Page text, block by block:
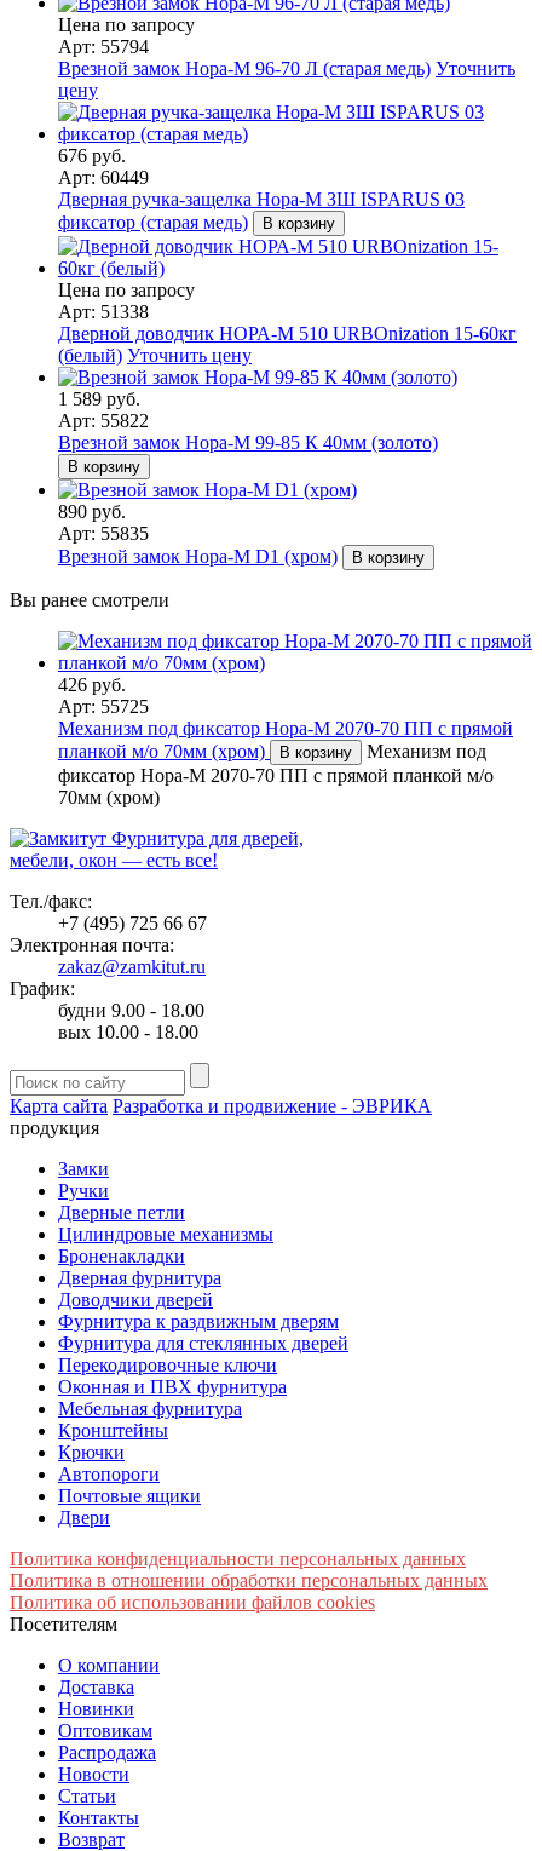
Цена по запросу
Арт: 55794
Врезной замок Нора-М 96-70 Л (старая медь) Уточнить
цену
676 руб.
Арт: 60449
Дверная ручка-защелка Нора-М ЗШ ISPARUS 03
фиксатор (старая медь)
В корзину
Цена по запросу
Арт: 51338
Дверной доводчик НОРА-M 510 URBOnization 15-60кг
(белый) Уточнить цену
1 589 руб.
Арт: 55822
Врезной замок Нора-М 99-85 К 40мм (золото)
В корзину
890 руб.
Арт: 55835
Врезной замок Нора-М D1 (хром)
В корзину
Вы ранее смотрели
426 руб.
Арт: 55725
Механизм под фиксатор Нора-М 2070-70 ПП с прямой
планкой м/о 70мм (хром)
В корзину
Механизм под
фиксатор Нора-М 2070-70 ПП с прямой планкой м/о
70мм (хром)
Фурнитура для дверей,
мебели, окон — есть все!
Тел./факс:
+7 (495) 725 66 67
Электронная почта:
zakaz@zamkitut.ru
График:
будни 9.00 - 18.00
вых 10.00 - 18.00
Карта сайта Разработка и продвижение - ЭВРИКА
продукция
Замки
Ручки
Дверные петли
Цилиндровые механизмы
Броненакладки
Дверная фурнитура
Доводчики дверей
Фурнитура к раздвижным дверям
Фурнитура для стеклянных дверей
Перекодировочные ключи
Оконная и ПВХ фурнитура
Мебельная фурнитура
Кронштейны
Крючки
Автопороги
Почтовые ящики
Двери
Политика конфиденциальности персональных данных
Политика в отношении обработки персональных данных
Политика об использовании файлов cookies
Посетителям
О компании
Доставка
Новинки
Оптовикам
Распродажа
Новости
Статьи
Контакты
Возврат